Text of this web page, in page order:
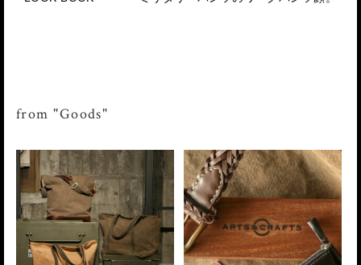
from "Goods"